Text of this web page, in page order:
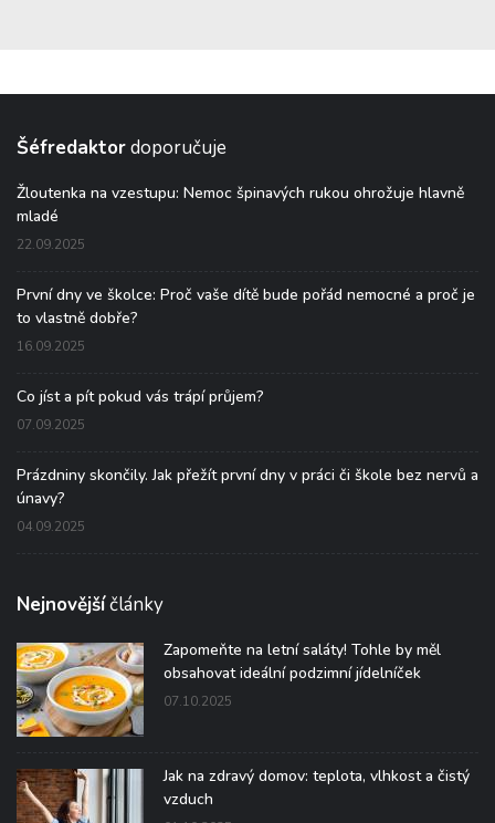
Šéfredaktordoporučuje
Žloutenka na vzestupu: Nemoc špinavých rukou ohrožuje hlavně
mladé
22.09.2025
První dny ve školce: Proč vaše dítě bude pořád nemocné a proč je
to vlastně dobře?
16.09.2025
Co jíst a pít pokud vás trápí průjem?
07.09.2025
Prázdniny skončily. Jak přežít první dny v práci či škole bez nervů a
únavy?
04.09.2025
Nejnovějšíčlánky
Zapomeňte na letní saláty! Tohle by měl
obsahovat ideální podzimní jídelníček
07.10.2025
Jak na zdravý domov: teplota, vlhkost a čistý
vzduch